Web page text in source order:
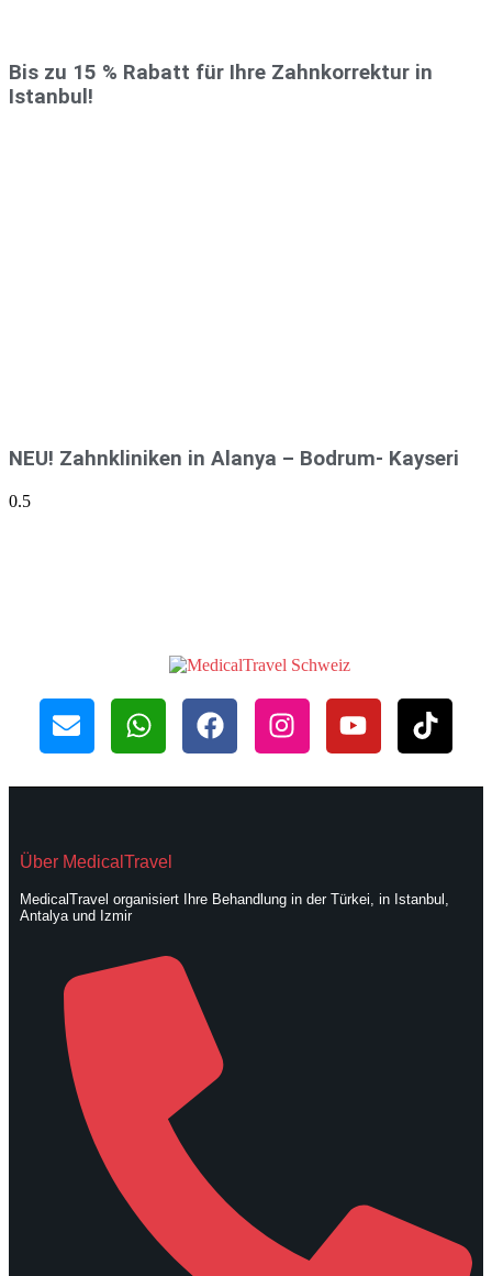
Bis zu 15 % Rabatt für Ihre Zahnkorrektur in
Istanbul!
NEU! Zahnkliniken in Alanya – Bodrum- Kayseri
Über MedicalTravel
MedicalTravel organisiert Ihre Behandlung in der Türkei, in Istanbul,
Antalya und Izmir